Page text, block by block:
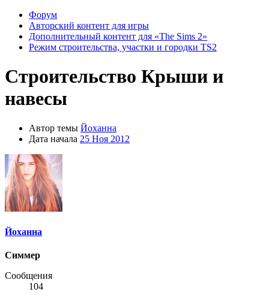
Форум
Авторский контент для игры
Дополнительный контент для «The Sims 2»
Режим строительства, участки и городки TS2
Строительство Крыши и
навесы
Автор темы Йоханна
Дата начала 25 Ноя 2012
Йоханна
Симмер
Сообщения
104